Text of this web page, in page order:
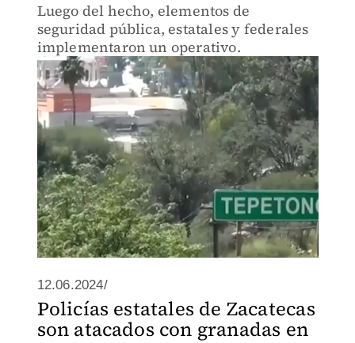
Luego del hecho, elementos de
seguridad pública, estatales y federales
implementaron un operativo.
12.06.2024/
Policías estatales de Zacatecas
son atacados con granadas en